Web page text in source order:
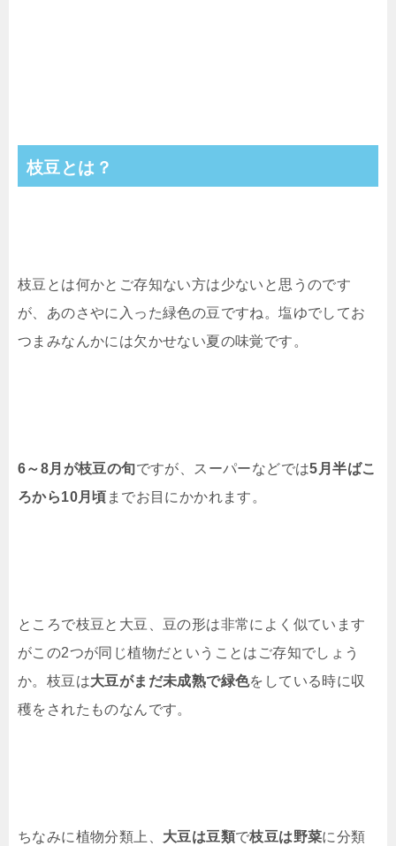
枝豆とは？
枝豆とは何かとご存知ない方は少ないと思うのです
が、あのさやに入った緑色の豆ですね。塩ゆでしてお
つまみなんかには欠かせない夏の味覚です。
6～8月が枝豆の旬ですが、スーパーなどでは5月半ばこ
ろから10月頃 までお目にかかれます。
ところで枝豆と大豆、豆の形は非常によく似ています
がこの2つが同じ植物だということはご存知でしょう
か。枝豆は大豆がまだ未成熟で緑色をしている時に収
穫をされたものなんです。
ちなみに植物分類上、 大豆は豆類で枝豆は野菜に分類